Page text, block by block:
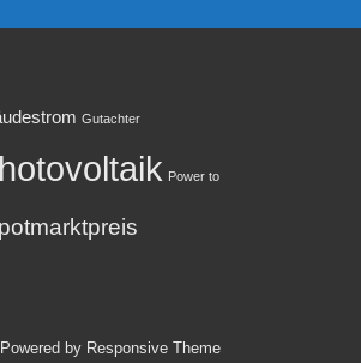
Gutachter
Power to
| Powered by Responsive Theme